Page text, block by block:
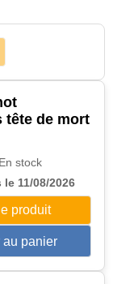
tête de mort
stock
11/08/2026
produit
panier